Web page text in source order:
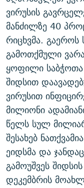
ᲛᲝᲚᲐᲞᲐᲠᲐᲙᲔ
ᲨᲘᲜ - ᲣᲪᲮᲝᲔᲗᲨᲘ
ᲚᲘᲢᲔᲠᲐᲢᲣᲠᲣᲚᲘ
ᲐᲛᲔᲠᲘᲙᲣᲚᲘ
ᲘᲛᲞᲔᲠᲘᲐ ᲓᲐ ᲠᲐᲓᲘᲝ
ᲩᲔᲛᲘ ᲡᲘᲙᲕᲓᲘᲚᲘᲡ
11 ᲬᲔᲚᲘ - 11
ᲡᲐᲞᲐᲠᲚᲐᲛᲔᲜᲢᲝ
ᲑᲐᲕᲨᲕᲔᲑᲘ
5 ᲐᲛᲑᲐᲕᲘ - 20
ᲐᲒᲕᲘᲡᲢᲝᲡ ᲝᲛᲘ
ПРИВЕТ ᲙᲣᲚᲢᲣᲠᲐ
ᲒᲐᲛᲝᲘᲬᲔᲠᲔ
რთე/რთ-ის
ვირუსის
მანძილზე 40
რიცხვმა. გაეროს
გამოთქმული
ყოფილი საბჭოთა
შიდსით
ვირუსით
მილიონი
წელს სულ
შესახებ
ეიდსმა და
გამოუშვეს
დეკემბრის